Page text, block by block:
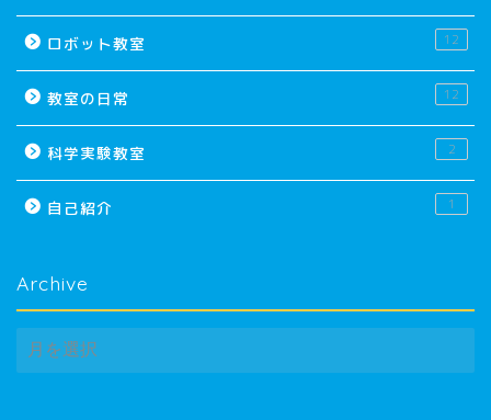
ロボット教室 12
教室の日常 12
科学実験教室 2
自己紹介 1
Archive
Archive